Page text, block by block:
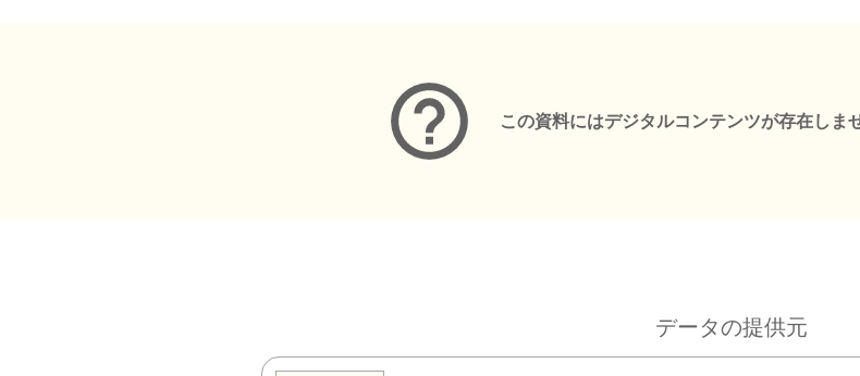
この資料にはデジタルコンテンツが存在しませ
データの提供元